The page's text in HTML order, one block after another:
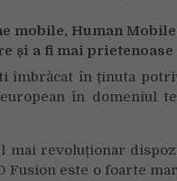
mobile, Human
și a fi mai prietenoase
îmbrăcat în ținuta
în domeniul
mai revoluționar
Fusion este o foarte